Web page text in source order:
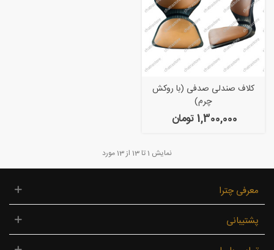
کلاف صندلی صدفی (با روکش
چرم)
1,300,000 تومان
نمایش 1تا 13 از 13 مورد
معرفی چترا
پشتیبانی